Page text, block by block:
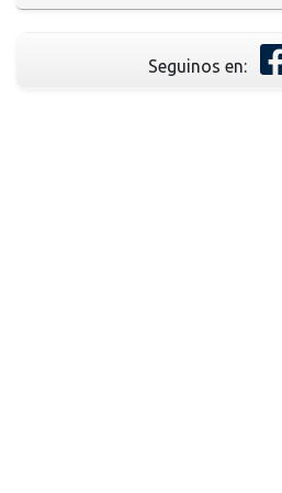
Seguinos en: